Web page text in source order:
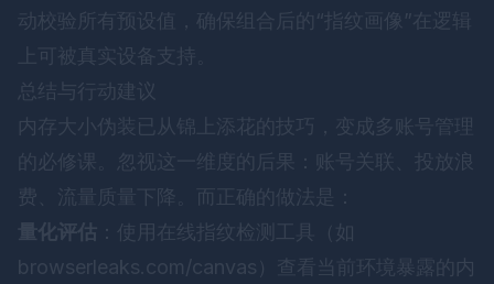
动校验所有预设值，确保组合后的“指纹画像”在逻辑
上可被真实设备支持。
总结与行动建议
内存大小伪装已从锦上添花的技巧，变成多账号管理
的必修课。忽视这一维度的后果：账号关联、投放浪
费、流量质量下降。而正确的做法是：
量化评估 ：使用在线指纹检测工具（如
browserleaks.com/canvas）查看当前环境暴露的内